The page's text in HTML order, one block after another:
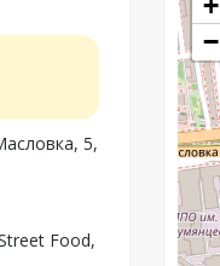
5,
Food,
−